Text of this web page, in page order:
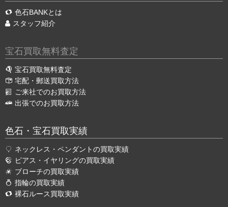
色石BANKとは
スタッフ紹介
宝石買取無料査定
宝石買取無料査定
宅配・郵送買取方法
ご来社でのお買取方法
出張でのお買取方法
色石・宝石買取実績
ネックレス・ペンダントの買取実績
ピアス・イヤリングの買取実績
ブローチの買取実績
指輪の買取実績
裸石ルース買取実績